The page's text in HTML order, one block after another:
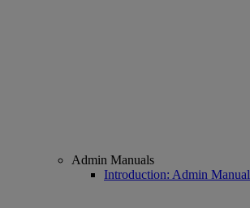
Admin Manuals
Introduction: Admin Manual